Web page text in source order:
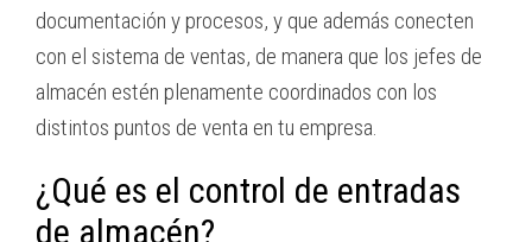
documentación y procesos, y que además conecten
con el sistema de ventas, de manera que los jefes de
almacén estén plenamente coordinados con los
distintos puntos de venta en tu empresa.
¿Qué es el control de entradas
de almacén?